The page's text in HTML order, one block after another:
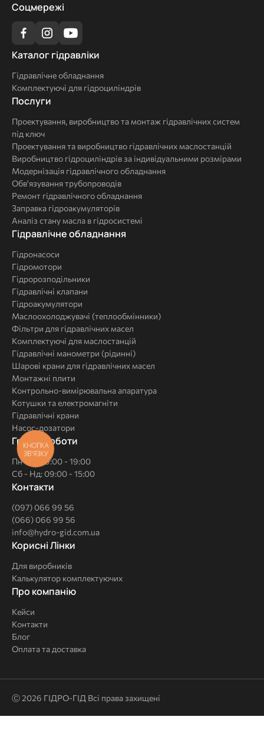
Соцмережі
Каталог
Каталог гідравліки
Гідравлічне обладнання
Комплектуючі для гідроциліндрів
Послуги
Послуги
Проектування, виробництво та монтаж гідравлічних систем
під ключ
Проектування та виробництво гідравлічних маслостанцій
Виробництво гідроциліндрів за індивідуальними розмірами
Модернізація гідравлічного обладнання
Обв'язування трубопроводів
Ремонт гідравлічного обладнання
Заправка гідроакумуляторів
Аналіз стану масла в гідросистемі
Комплексні
Гідравлічне обладнання
Гідронасоси
Гідромотори
Гідророзподільники
Гідравлічні клапани
Гідроакумулятори
Маслоохолоджувачі (теплообмінники)
Фільтри для гідравлічних масел
Комплектуючі для маслостанцій
Гідравлічні манометри (рідинні)
Шарові крани для гідравлічних масел
Монтажні плити
Контрольно-вимірювальна апаратура
Котушки та електромагніти
Гідравлічні крани
Насос-дозатори
Графік роботи
Пн-Пт: 09:00 - 19:00
Сб - Нд: 09:00 - 15:00
Контакти
(097) 066 99 56
(066) 066 99 56
info@hydro-gid.com.ua
Корисні
Корисні Лінки
Для виробників
Калькулятор комплектуючих
Про
компанію
Про компанію
Кейси
Контакти
Блог
Оплата та доставка
Ⓒ 2026 ГІДРО-ГІД Всі права захищені
КНОПКА
ЗВ'ЯЗКУ